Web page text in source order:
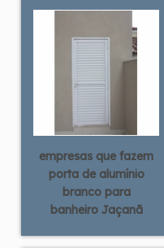
empresas que fazem
porta de alumínio
branco para
banheiro Jaçanã